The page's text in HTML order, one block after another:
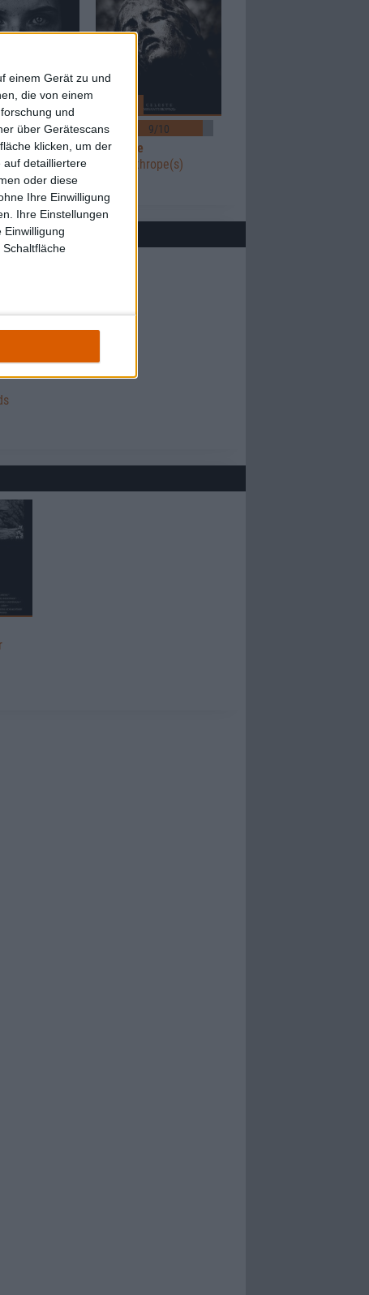
einem Gerät zu und
die von einem
und
über Gerätescans
klicken, um der
auf detailliertere
oder diese
Ihre Einwilligung
Ihre Einstellungen
7/10
Nee(s)
9/10
Celeste
Misanthrope(s)